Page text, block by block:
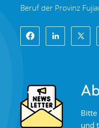
Beruf der Provinz
2022. WTS finden in
Küstenstadt im
Fabrikhallen, eine
technischen Personal
optischen
Bitte
und